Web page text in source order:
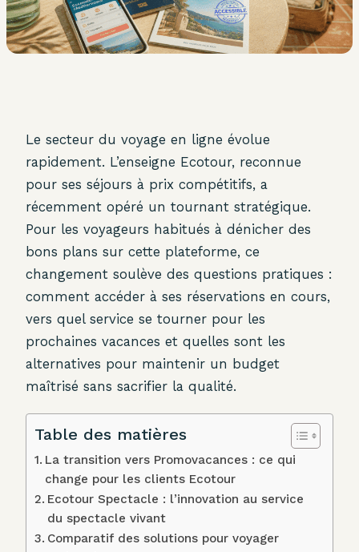
Le secteur du voyage en ligne évolue
rapidement. L’enseigne Ecotour, reconnue
pour ses séjours à prix compétitifs, a
récemment opéré un tournant stratégique.
Pour les voyageurs habitués à dénicher des
bons plans sur cette plateforme, ce
changement soulève des questions pratiques :
comment accéder à ses réservations en cours,
vers quel service se tourner pour les
prochaines vacances et quelles sont les
alternatives pour maintenir un budget
maîtrisé sans sacrifier la qualité.
Table des matières
La transition vers Promovacances : ce qui
change pour les clients Ecotour
Ecotour Spectacle : l’innovation au service
du spectacle vivant
Comparatif des solutions pour voyager